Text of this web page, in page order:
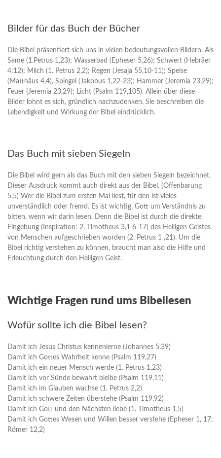
Bilder für das Buch der Bücher
Die Bibel präsentiert sich uns in vielen bedeutungsvollen Bildern. Als
Same (1.Petrus 1,23); Wasserbad (Epheser 5,26); Schwert (Hebräer
4:12); Milch (1. Petrus 2,2); Regen (Jesaja 55,10-11); Speise
(Matthäus 4,4), Spiegel (Jakobus 1,22-23); Hammer (Jeremia 23,29);
Feuer {Jeremia 23,29); Licht (Psalm 119,105). Allein über diese
Bilder lohnt es sich, gründlich nachzudenken. Sie beschreiben die
Lebendigkeit und Wirkung der Bibel eindrücklich.
Das Buch mit sieben Siegeln
Die Bibel wird gern als das Buch mit den sieben Siegeln bezeichnet.
Dieser Ausdruck kommt auch direkt aus der Bibel. (Offenbarung
5,5) Wer die Bibel zum ersten Mal liest, für den ist vieles
unverständlich oder fremd. Es ist wichtig, Gott um Verständnis zu
bitten, wenn wir darin lesen. Denn die Bibel ist durch die direkte
Eingebung (Inspiration: 2. Timotheus 3,1 6-17) des Heiligen Geistes
von Menschen aufgeschrieben worden (2. Petrus 1 ,21). Um die
Bibel richtig verstehen zu können, braucht man also die Hilfe und
Erleuchtung durch den Heiligen Geist.
Wichtige Fragen rund ums Bibellesen
Wofür sollte ich die Bibel lesen?
Damit ich Jesus Christus kennenlerne (Johannes 5,39)
Damit ich Gottes Wahrheit kenne (Psalm 119,27)
Damit ich ein neuer Mensch werde (1. Petrus 1,23)
Damit ich vor Sünde bewahrt bleibe (Psalm 119,11)
Damit ich im Glauben wachse (1. Petrus 2,2)
Damit ich schwere Zeiten überstehe (Psalm 119,92)
Damit ich Gott und den Nächsten liebe (1. Timotheus 1,5)
Damit ich Gottes Wesen und Willen besser verstehe (Epheser 1, 17;
Römer 12,2)